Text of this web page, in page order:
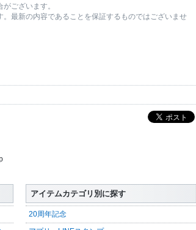
ございます。
最新の内容であることを保証するものではございませ
アイテムカテゴリ別に探す
20周年記念